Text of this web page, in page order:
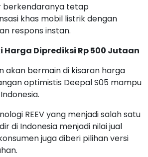
berkendaranya tetap
khas mobil listrik dengan
respons instan.
Harga Diprediksi Rp 500 Jutaan
akan bermain di kisaran harga
optimistis Deepal S05 mampu
REEV yang menjadi salah satu
di Indonesia menjadi nilai jual
juga diberi pilihan versi